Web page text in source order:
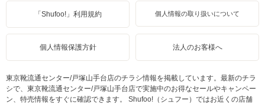
「Shufoo!」利用規約 個人情報の取り扱いについて
個人情報保護方針 法人のお客様へ
東京靴流通センター/戸塚山手台店のチラシ情報を掲載しています。最新のチラ
シで、東京靴流通センター/戸塚山手台店で実施中のお得なセールやキャンペー
ン、特売情報をすぐに確認できます。 Shufoo!（シュフー）ではお近くの店舗